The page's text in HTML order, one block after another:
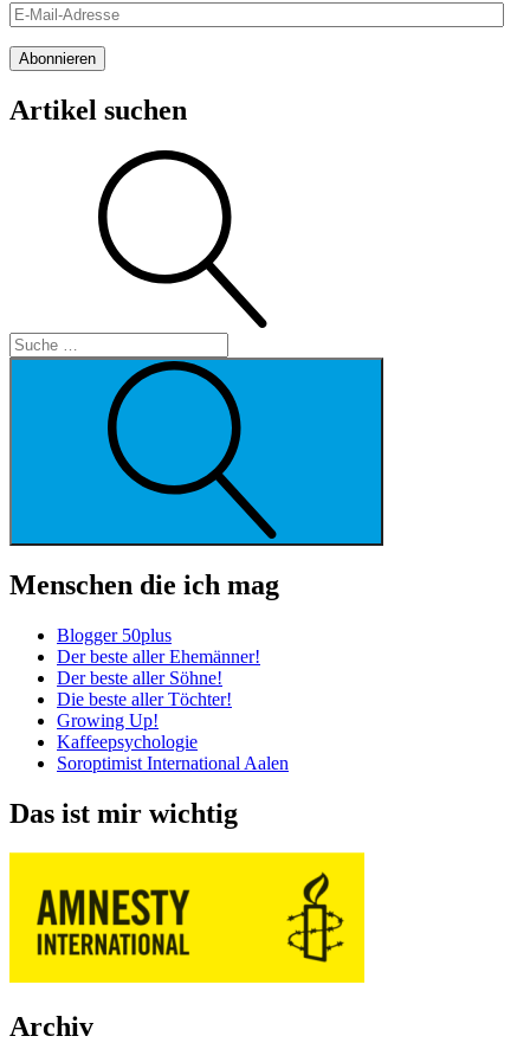
E-
Mail-
Adresse
Abonnieren
Artikel suchen
Menschen die ich mag
Blogger 50plus
Der beste aller Ehemänner!
Der beste aller Söhne!
Die beste aller Töchter!
Growing Up!
Kaffeepsychologie
Soroptimist International Aalen
Das ist mir wichtig
Archiv